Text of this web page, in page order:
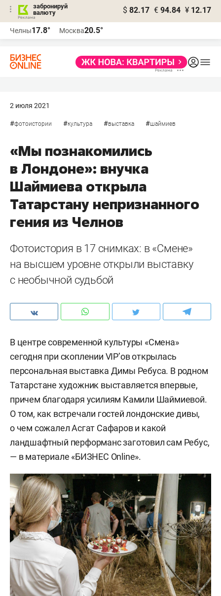
забронируй
валюту
$ 82.17 € 94.84 ¥ 12.17
Челны17.8° Москва20.5°
2 июля 2021
#фотоистории #культура #выставка #шаймиев
«Мы познакомились
в Лондоне»: внучка
Шаймиева открыла
Татарстану непризнанного
гения из Челнов
Фотоистория в 17 снимках: в «Смене»
на высшем уровне открыли выставку
с необычной судьбой
В центре современной культуры «Смена»
сегодня при скоплении VIP’ов открылась
персональная выставка Димы Ребуса. В родном
Татарстане художник выставляется впервые,
причем благодаря усилиям Камили Шаймиевой.
О том, как встречали гостей лондонские дивы,
о чем сожалел Асгат Сафаров и какой
ландшафтный перформанс заготовил сам Ребус,
— в материале «БИЗНЕС Online».